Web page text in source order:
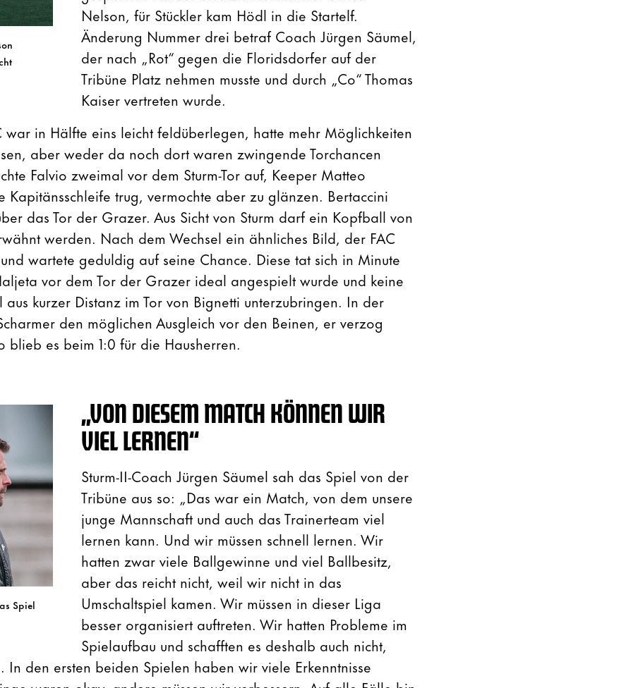
Nelson, für Stückler kam Hödl in die Startelf.
Änderung Nummer drei betraf Coach Jürgen Säumel,
der nach „Rot“ gegen die Floridsdorfer auf der
Tribüne Platz nehmen musste und durch „Co“ Thomas
Kaiser vertreten wurde.
war in Hälfte eins leicht feldüberlegen, hatte mehr Möglichkeiten
aber weder da noch dort waren zwingende Torchancen
Falvio zweimal vor dem Sturm-Tor auf, Keeper Matteo
Kapitänsschleife trug, vermochte aber zu glänzen. Bertaccini
das Tor der Grazer. Aus Sicht von Sturm darf ein Kopfball von
werden. Nach dem Wechsel ein ähnliches Bild, der FAC
wartete geduldig auf seine Chance. Diese tat sich in Minute
vor dem Tor der Grazer ideal angespielt wurde und keine
kurzer Distanz im Tor von Bignetti unterzubringen. In der
den möglichen Ausgleich vor den Beinen, er verzog
blieb es beim 1:0 für die Hausherren.
Spiel
„VON DIESEM MATCH KÖNNEN WIR
VIEL LERNEN“
Sturm-II-Coach Jürgen Säumel sah das Spiel von der
Tribüne aus so: „Das war ein Match, von dem unsere
junge Mannschaft und auch das Trainerteam viel
lernen kann. Und wir müssen schnell lernen. Wir
hatten zwar viele Ballgewinne und viel Ballbesitz,
aber das reicht nicht, weil wir nicht in das
Umschaltspiel kamen. Wir müssen in dieser Liga
besser organisiert auftreten. Wir hatten Probleme im
Spielaufbau und schafften es deshalb auch nicht,
In den ersten beiden Spielen haben wir viele Erkenntnisse